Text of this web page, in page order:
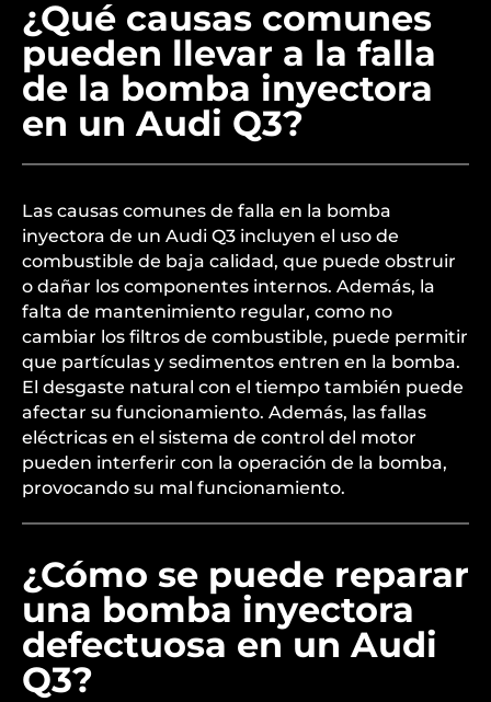
¿Qué causas comunes
pueden llevar a la falla
de la bomba inyectora
en un Audi Q3?
Las causas comunes de falla en la bomba
inyectora de un Audi Q3 incluyen el uso de
combustible de baja calidad, que puede obstruir
o dañar los componentes internos. Además, la
falta de mantenimiento regular, como no
cambiar los filtros de combustible, puede permitir
que partículas y sedimentos entren en la bomba.
El desgaste natural con el tiempo también puede
afectar su funcionamiento. Además, las fallas
eléctricas en el sistema de control del motor
pueden interferir con la operación de la bomba,
provocando su mal funcionamiento.
¿Cómo se puede reparar
una bomba inyectora
defectuosa en un Audi
Q3?